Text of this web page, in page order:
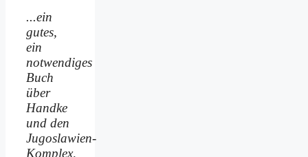
...ein
gutes,
ein
notwendiges
Buch
über
Handke
und den
Jugoslawien-
Komplex,